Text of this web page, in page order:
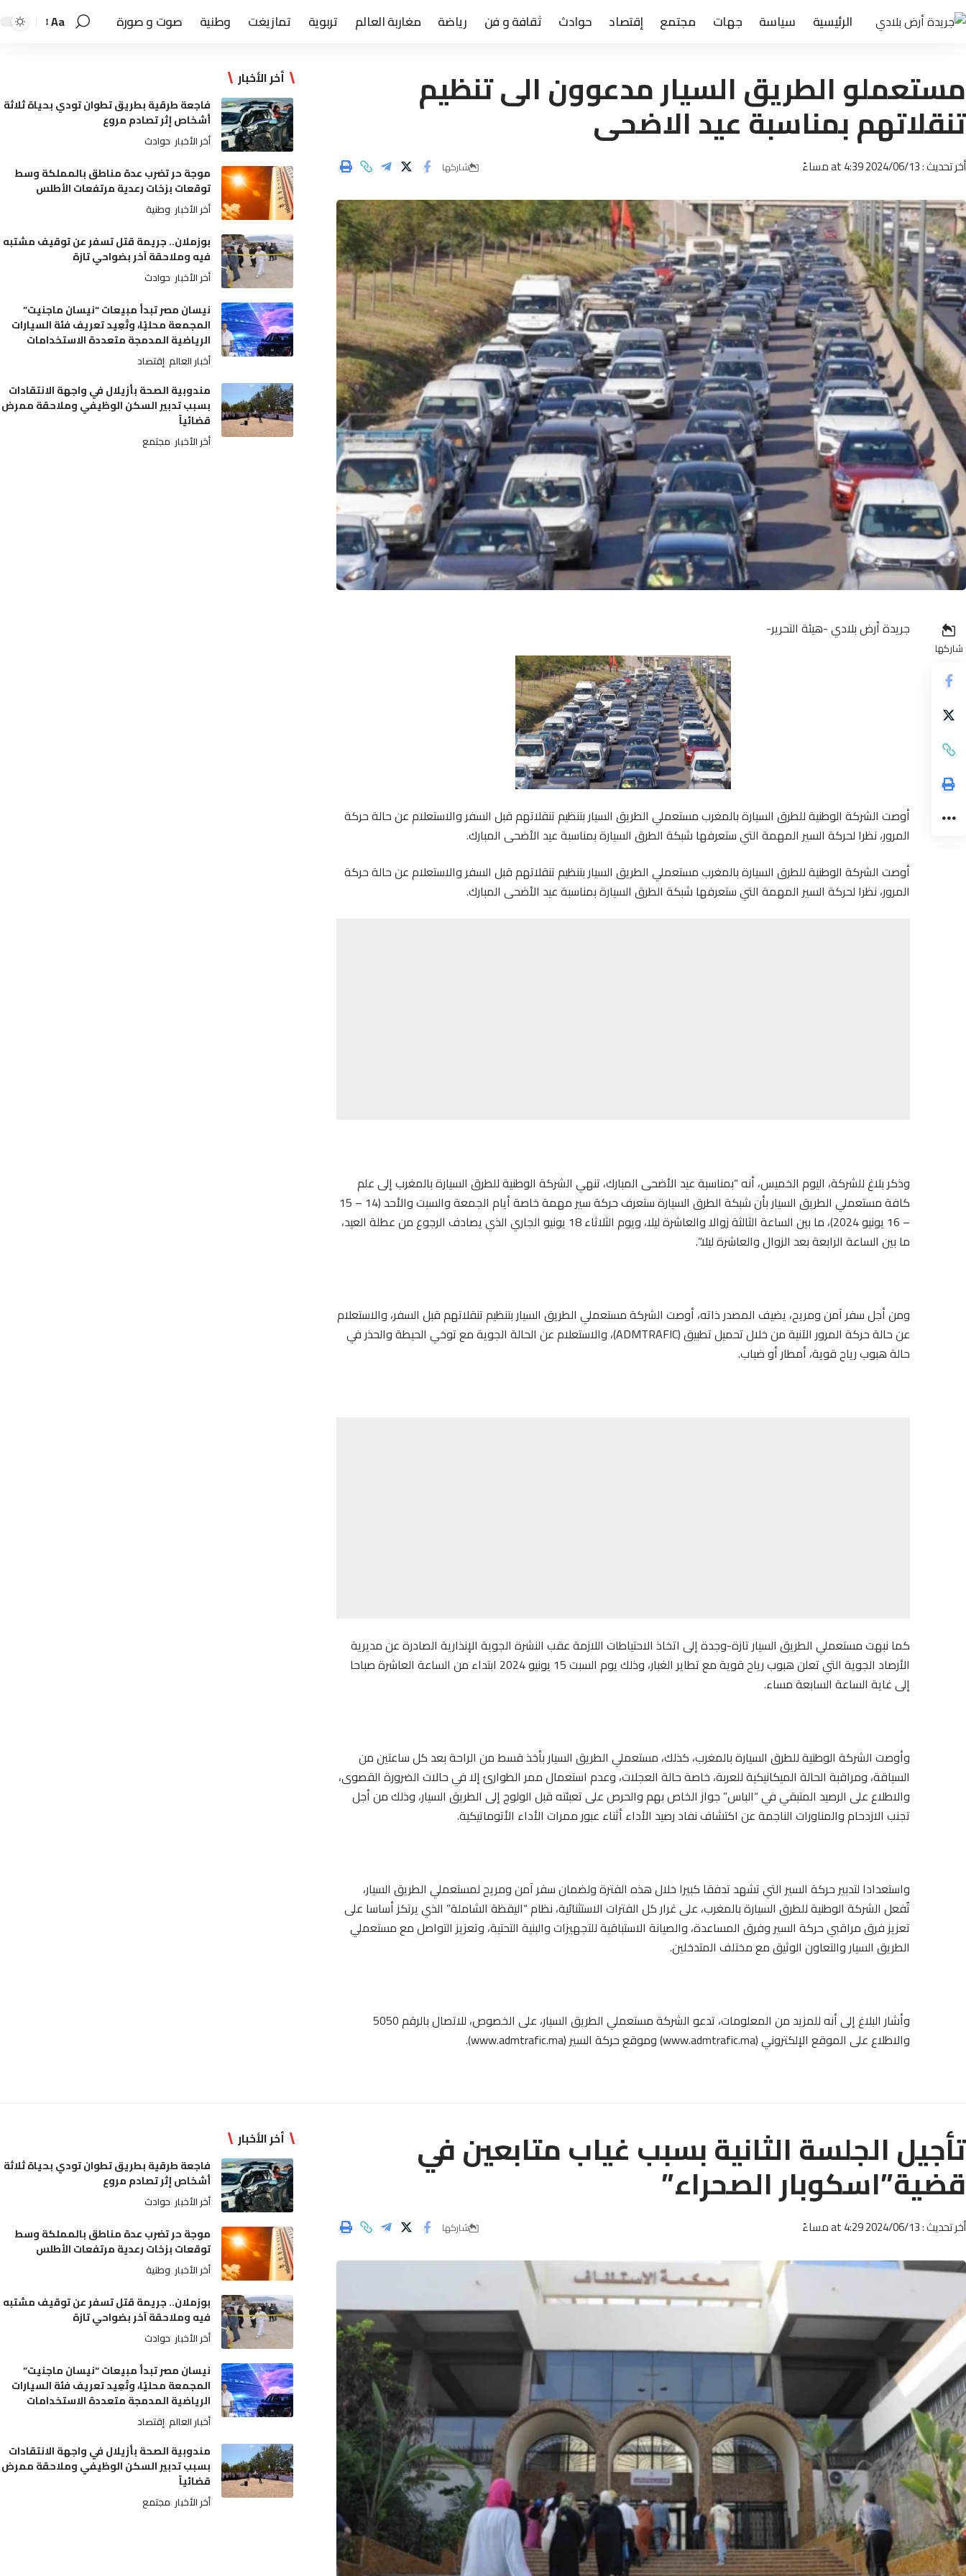
الرئيسية سياسة جهات مجتمع إقتصاد حوادث ثقافة و فن رياضة مغاربة العالم تربوية تمازيغت وطنية صوت و صورة Aa
مستعملو الطريق السيار مدعوون الى تنظيم
تنقلاتهم بمناسبة عيد الاضحى
أخر تحديث : 2024/06/13 at 4:39 مساءً شاركها
شاركها
جريدة أرض بلادي -هيئة التحرير-
أوصت الشركة الوطنية للطرق السيارة بالمغرب مستعملي الطريق السيار بتنظيم تنقلاتهم قبل السفر والاستعلام عن حالة حركة
المرور، نظرا لحركة السير المهمة التي ستعرفها شبكة الطرق السيارة بمناسبة عيد الأضحى المبارك.
أوصت الشركة الوطنية للطرق السيارة بالمغرب مستعملي الطريق السيار بتنظيم تنقلاتهم قبل السفر والاستعلام عن حالة حركة
المرور، نظرا لحركة السير المهمة التي ستعرفها شبكة الطرق السيارة بمناسبة عيد الأضحى المبارك.
وذكر بلاغ للشركة، اليوم الخميس، أنه “بمناسبة عيد الأضحى المبارك، تنهي الشركة الوطنية للطرق السيارة بالمغرب إلى علم
كافة مستعملي الطريق السيار بأن شبكة الطرق السيارة ستعرف حركة سير مهمة خاصة أيام الجمعة والسبت والأحد (14 – 15
– 16 يونيو 2024)، ما بين الساعة الثالثة زوالا والعاشرة ليلا، ويوم الثلاثاء 18 يونيو الجاري الذي يصادف الرجوع من عطلة العيد،
ما بين الساعة الرابعة بعد الزوال والعاشرة ليلا”.
ومن أجل سفر آمن ومريح، يضيف المصدر ذاته، أوصت الشركة مستعملي الطريق السيار بتنظيم تنقلاتهم قبل السفر، والاستعلام
عن حالة حركة المرور الآنية من خلال تحميل تطبيق (ADMTRAFIC)، والاستعلام عن الحالة الجوية مع توخي الحيطة والحذر في
حالة هبوب رياح قوية، أمطار أو ضباب.
كما نبهت مستعملي الطريق السيار تازة-وجدة إلى اتخاذ الاحتياطات اللازمة عقب النشرة الجوية الإنذارية الصادرة عن مديرية
الأرصاد الجوية التي تعلن هبوب رياح قوية مع تطاير الغبار، وذلك يوم السبت 15 يونيو 2024 ابتداء من الساعة العاشرة صباحا
إلى غاية الساعة السابعة مساء.
وأوصت الشركة الوطنية للطرق السيارة بالمغرب، كذلك، مستعملي الطريق السيار بأخذ قسط من الراحة بعد كل ساعتين من
السياقة، ومراقبة الحالة الميكانيكية للعربة، خاصة حالة العجلات، وعدم استعمال ممر الطوارئ إلا في حالات الضرورة القصوى،
والاطلاع على الرصيد المتبقي في “الباس” جواز الخاص بهم والحرص على تعبئته قبل الولوج إلى الطريق السيار، وذلك من أجل
تجنب الازدحام والمناورات الناجمة عن اكتشاف نفاد رصيد الأداء أثناء عبور ممرات الأداء الأتوماتيكية.
واستعدادا لتدبير حركة السير التي تشهد تدفقا كبيرا خلال هذه الفترة ولضمان سفر آمن ومريح لمستعملي الطريق السيار،
تُفعل الشركة الوطنية للطرق السيارة بالمغرب، على غرار كل الفترات الاستثنائية، نظام “اليقظة الشاملة” الذي يرتكز أساسا على
تعزيز فرق مراقبي حركة السير وفرق المساعدة، والصيانة الاستباقية للتجهيزات والبنية التحتية، وتعزيز التواصل مع مستعملي
الطريق السيار والتعاون الوثيق مع مختلف المتدخلين.
وأشار البلاغ إلى أنه للمزيد من المعلومات، تدعو الشركة مستعملي الطريق السيار، على الخصوص، للاتصال بالرقم 5050
والاطلاع على الموقع الإلكتروني (www.admtrafic.ma) وموقع حركة السير (www.admtrafic.ma).
أخر الأخبار
فاجعة طرقية بطريق تطوان تودي بحياة ثلاثة
أشخاص إثر تصادم مروع
أخر الأخبار حوادث
موجة حر تضرب عدة مناطق بالمملكة وسط
توقعات بزخات رعدية مرتفعات الأطلس
أخر الأخبار وطنية
بوزملان.. جريمة قتل تسفر عن توقيف مشتبه
فيه وملاحقة آخر بضواحي تازة
أخر الأخبار حوادث
نيسان مصر تبدأ مبيعات “نيسان ماجنيت”
المجمعة محليًا، وتُعِيد تعريف فئة السيارات
الرياضية المدمجة متعددة الاستخدامات
أخبار العالم إقتصاد
مندوبية الصحة بأزيلال في واجهة الانتقادات
بسبب تدبير السكن الوظيفي وملاحقة ممرض
قضائياً
أخر الأخبار مجتمع
تأجيل الجلسة الثانية بسبب غياب متابعين في
قضية”اسكوبار الصحراء”
أخر تحديث : 2024/06/13 at 4:29 مساءً شاركها
أخر الأخبار
فاجعة طرقية بطريق تطوان تودي بحياة ثلاثة
أشخاص إثر تصادم مروع
أخر الأخبار حوادث
موجة حر تضرب عدة مناطق بالمملكة وسط
توقعات بزخات رعدية مرتفعات الأطلس
أخر الأخبار وطنية
بوزملان.. جريمة قتل تسفر عن توقيف مشتبه
فيه وملاحقة آخر بضواحي تازة
أخر الأخبار حوادث
نيسان مصر تبدأ مبيعات “نيسان ماجنيت”
المجمعة محليًا، وتُعِيد تعريف فئة السيارات
الرياضية المدمجة متعددة الاستخدامات
أخبار العالم إقتصاد
مندوبية الصحة بأزيلال في واجهة الانتقادات
بسبب تدبير السكن الوظيفي وملاحقة ممرض
قضائياً
أخر الأخبار مجتمع